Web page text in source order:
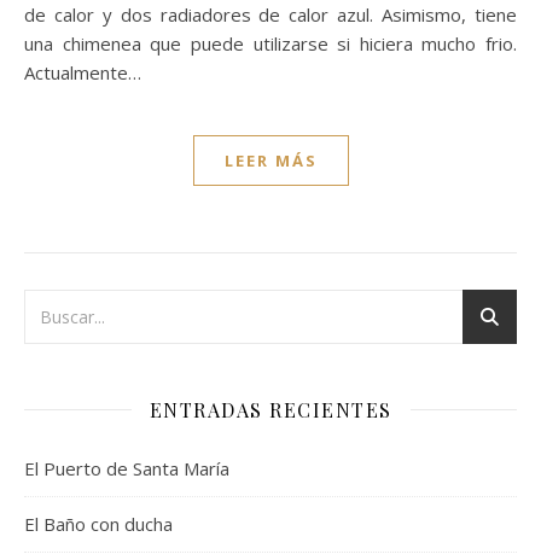
de calor y dos radiadores de calor azul. Asimismo, tiene
una chimenea que puede utilizarse si hiciera mucho frio.
Actualmente…
LEER MÁS
ENTRADAS RECIENTES
El Puerto de Santa María
El Baño con ducha